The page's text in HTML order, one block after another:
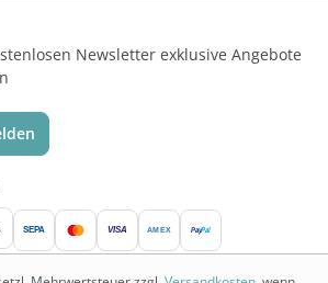
Newsletter exklusive Angebote
SEPA VISA AMEX PayPal